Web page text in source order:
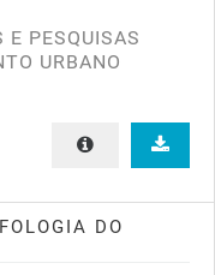
E PESQUISAS
URBANO
DO